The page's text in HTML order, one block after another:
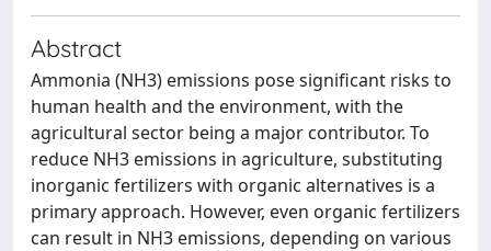
Abstract
Ammonia (NH3) emissions pose significant risks to
human health and the environment, with the
agricultural sector being a major contributor. To
reduce NH3 emissions in agriculture, substituting
inorganic fertilizers with organic alternatives is a
primary approach. However, even organic fertilizers
can result in NH3 emissions, depending on various